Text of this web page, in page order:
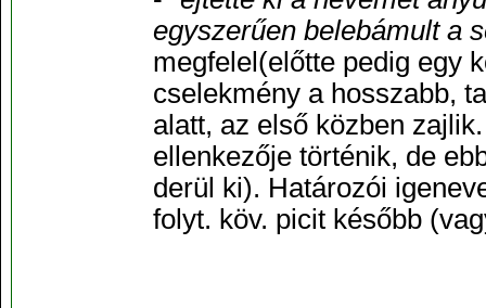
egyszerűen belebámult a
megfelel(előtte pedig egy
cselekmény a hosszabb,
alatt, az első közben
ellenkezője történik, de
derül ki). Határozói
folyt. köv. picit később